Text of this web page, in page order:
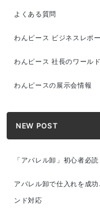
よくある質問
わんピース ビジネスレポ
わんピース 社長のワール
わんピースの展示会情報
NEW POST
「アパレル卸」初心者必
アパレル卸で仕入れを成
ンド対応